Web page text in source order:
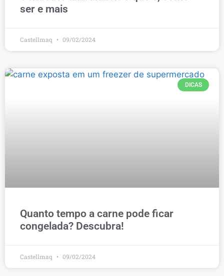
ser e mais
Castellmaq 09/02/2024
DICAS
Quanto tempo a carne pode ficar
congelada? Descubra!
Castellmaq 09/02/2024